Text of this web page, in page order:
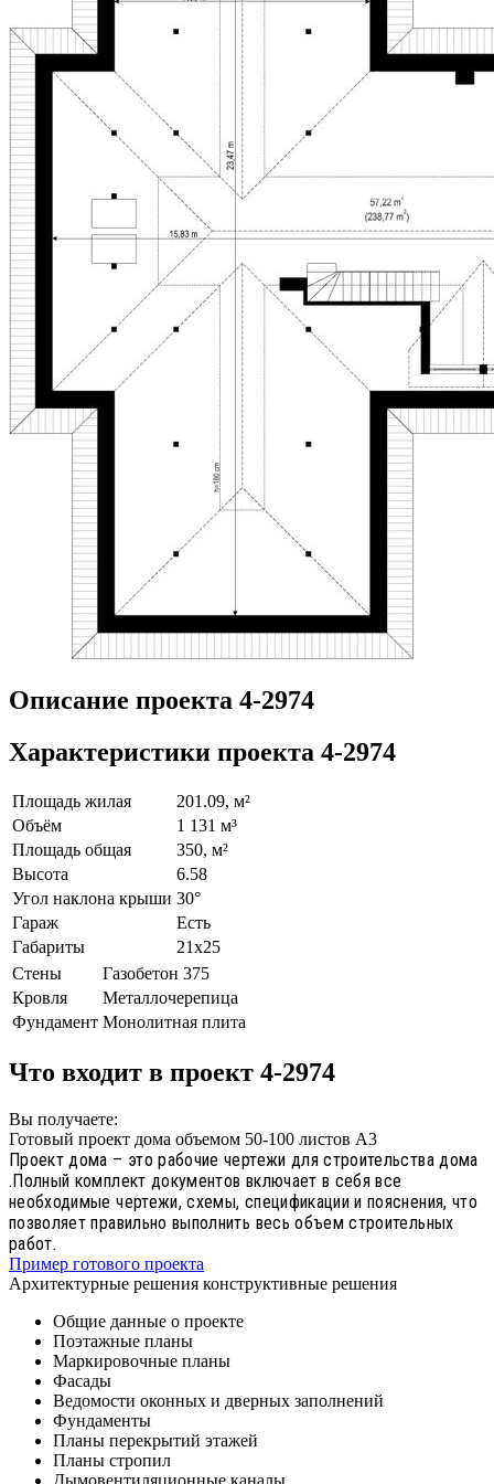
Описание проекта 4-2974
Характеристики проекта 4-2974
Площадь жилая
201.09, м²
Объём
1 131 м³
Площадь общая
350, м²
Высота
6.58
Угол наклона крыши 30°
Гараж
Есть
Габариты
21х25
Стены
Газобетон 375
Кровля
Металлочерепица
Фундамент Монолитная плита
Что входит в проект 4-2974
Вы получаете:
Готовый проект дома объемом 50-100 листов А3
Проект дома – это рабочие чертежи для строительства дома
.Полный комплект документов включает в себя все
необходимые чертежи, схемы, спецификации и пояснения, что
позволяет правильно выполнить весь объем строительных
работ.
Пример готового проекта
Архитектурные решения конструктивные решения
Общие данные о проекте
Поэтажные планы
Маркировочные планы
Фасады
Ведомости оконных и дверных заполнений
Фундаменты
Планы перекрытий этажей
Планы стропил